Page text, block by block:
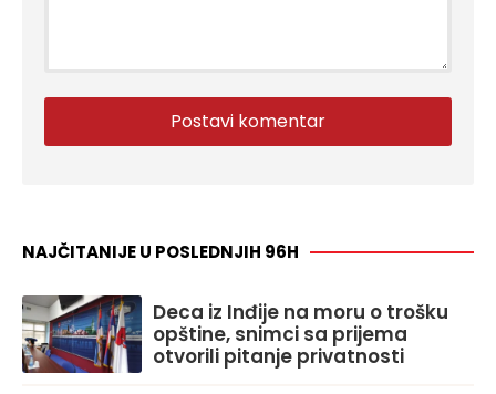
NAJČITANIJE U POSLEDNJIH 96H
Deca iz Inđije na moru o trošku
opštine, snimci sa prijema
otvorili pitanje privatnosti